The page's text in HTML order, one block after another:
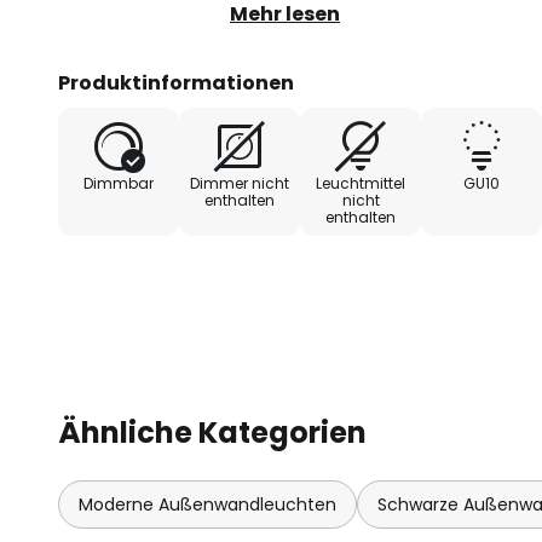
dank GU10-Sockel. Einfache und
Eingangsbeleuchtung.
Anschlusszubehör enthalten.
Mehr lesen
Produktinformationen
Dimmbar
Dimmer nicht
enthalten
Leuchtmittel
nicht
enthalten
GU10
Ähnliche Kategorien
Moderne Außenwandleuchten Schwarze